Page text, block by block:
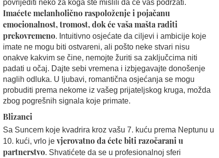
povrijediti neko za koga ste mislili da će vas podržati.
Imaćete melanholično raspoloženje i pojačanu
emocionalnost, tromost, dok će vaša mašta raditi
prekovremeno. Intuitivno osjećate da ciljevi i ambicije koje
imate ne mogu biti ostvareni, ali pošto neke stvari nisu
onakve kakvim se čine, nemojte žuriti sa zaključcima niti
padati u očaj. Dajte sebi vremena i izbjegavajte donošenje
naglih odluka. U ljubavi, romantična osjećanja se mogu
probuditi prema nekome iz vašeg prijateljskog kruga, možda
zbog pogrešnih signala koje primate.
Blizanci
Sa Suncem koje kvadrira kroz vašu 7. kuću prema Neptunu u
10. kući, vrlo je vjerovatno da ćete biti razočarani u
partnerstvo. Shvatićete da se u profesionalnoj sferi